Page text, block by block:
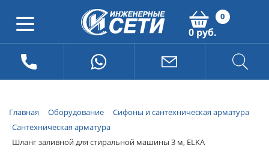
0
0 руб.
Главная Оборудование
Сифоны и сантехническая арматура
Сантехническая арматура
Шланг заливной для стиральной машины 3 м, ELKA